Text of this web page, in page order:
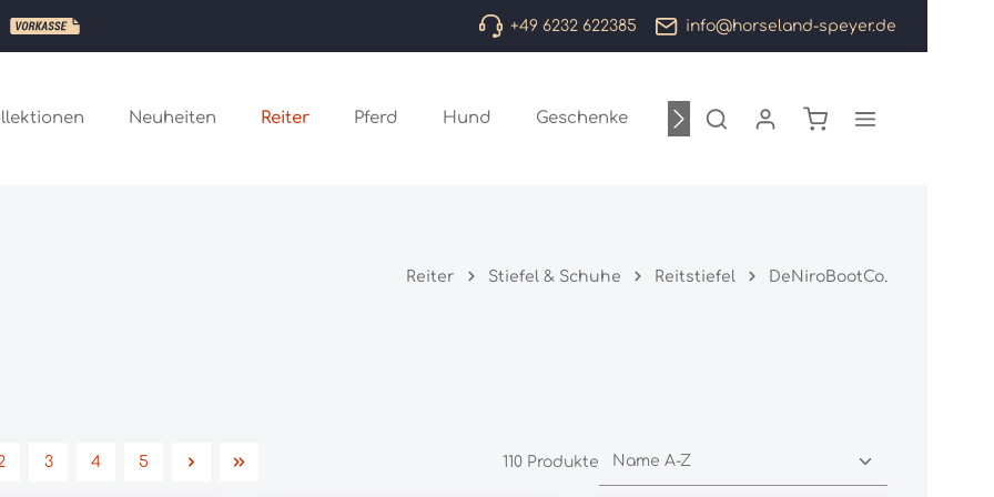
+49 6232 622385 info@horseland-speyer.de
Neuheiten Reiter Pferd Hund Geschenke Sale % MarkenWarenkorb enthält
Reiter Stiefel & Schuhe Reitstiefel DeNiroBootCo.
Seite Seite
3
Seite
4
Seite
5 110 Produkte